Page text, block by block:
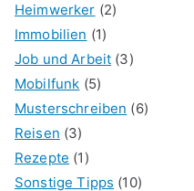
Heimwerker (2)
Immobilien (1)
Job und Arbeit (3)
Mobilfunk (5)
Musterschreiben (6)
Reisen (3)
Rezepte (1)
Sonstige Tipps (10)